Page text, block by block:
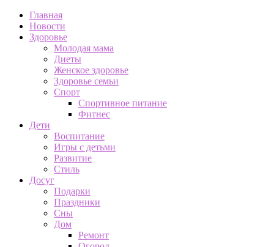
Главная
Новости
Здоровье
Молодая мама
Диеты
Женское здоровье
Здоровье семьи
Спорт
Спортивное питание
Фитнес
Дети
Воспитание
Игры с детьми
Развитие
Стиль
Досуг
Подарки
Праздники
Сны
Дом
Ремонт